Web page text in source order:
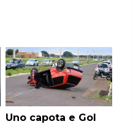
Uno capota e Gol